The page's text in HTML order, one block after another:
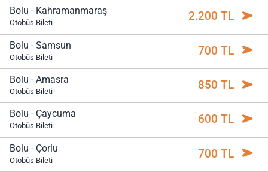
Bolu - Kahramanmaraş
Otobüs Bileti 2.200 TL
Bolu - Samsun
Otobüs Bileti 700 TL
Bolu - Amasra
Otobüs Bileti 850 TL
Bolu - Çaycuma
Otobüs Bileti 600 TL
Bolu - Çorlu
Otobüs Bileti 700 TL